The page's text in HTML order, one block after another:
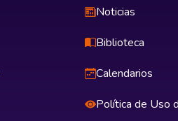
Noticias
Biblioteca
Calendarios
Política de Uso